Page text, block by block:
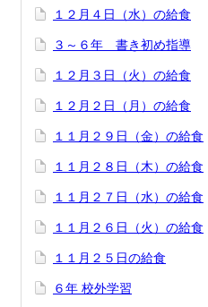
１２月４日（水）の給食
３～６年 書き初め指導
１２月３日（火）の給食
１２月２日（月）の給食
１１月２９日（金）の給食
１１月２８日（木）の給食
１１月２７日（水）の給食
１１月２６日（火）の給食
１１月２５日の給食
６年 校外学習